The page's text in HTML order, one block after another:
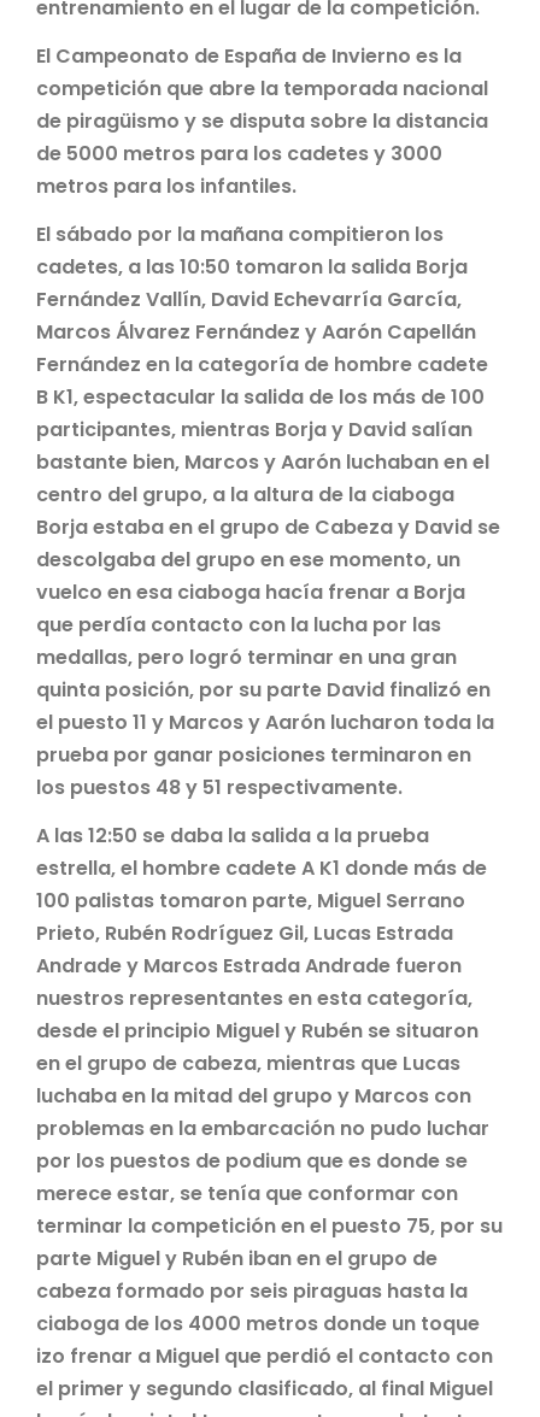
entrenamiento en el lugar de la competición.
El Campeonato de España de Invierno es la
competición que abre la temporada nacional
de piragüismo y se disputa sobre la distancia
de 5000 metros para los cadetes y 3000
metros para los infantiles.
El sábado por la mañana compitieron los
cadetes, a las 10:50 tomaron la salida Borja
Fernández Vallín, David Echevarría García,
Marcos Álvarez Fernández y Aarón Capellán
Fernández en la categoría de hombre cadete
B K1, espectacular la salida de los más de 100
participantes, mientras Borja y David salían
bastante bien, Marcos y Aarón luchaban en el
centro del grupo, a la altura de la ciaboga
Borja estaba en el grupo de Cabeza y David se
descolgaba del grupo en ese momento, un
vuelco en esa ciaboga hacía frenar a Borja
que perdía contacto con la lucha por las
medallas, pero logró terminar en una gran
quinta posición, por su parte David finalizó en
el puesto 11 y Marcos y Aarón lucharon toda la
prueba por ganar posiciones terminaron en
los puestos 48 y 51 respectivamente.
A las 12:50 se daba la salida a la prueba
estrella, el hombre cadete A K1 donde más de
100 palistas tomaron parte, Miguel Serrano
Prieto, Rubén Rodríguez Gil, Lucas Estrada
Andrade y Marcos Estrada Andrade fueron
nuestros representantes en esta categoría,
desde el principio Miguel y Rubén se situaron
en el grupo de cabeza, mientras que Lucas
luchaba en la mitad del grupo y Marcos con
problemas en la embarcación no pudo luchar
por los puestos de podium que es donde se
merece estar, se tenía que conformar con
terminar la competición en el puesto 75, por su
parte Miguel y Rubén iban en el grupo de
cabeza formado por seis piraguas hasta la
ciaboga de los 4000 metros donde un toque
izo frenar a Miguel que perdió el contacto con
el primer y segundo clasificado, al final Miguel